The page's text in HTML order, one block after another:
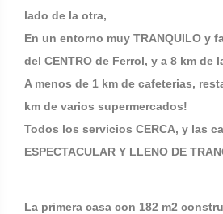
lado de la otra,
En un entorno muy TRANQUILO y
del CENTRO de Ferrol, y a 8 km de
A menos de 1 km de cafeterias,
km de varios supermercados!
Todos los servicios CERCA, y las
ESPECTACULAR Y LLENO DE
La primera casa con 182 m2